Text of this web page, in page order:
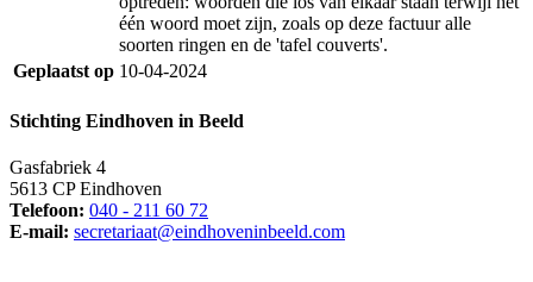
één woord moet zijn, zoals op deze factuur alle
soorten ringen en de 'tafel couverts'.
Geplaatst op 10-04-2024
Stichting Eindhoven in Beeld
Gasfabriek 4
5613 CP Eindhoven
Telefoon: 040 - 211 60 72
E-mail: secretariaat@eindhoveninbeeld.com